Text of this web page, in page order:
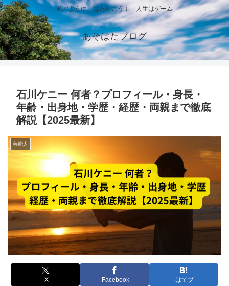
遊ぶように、はたらこう！ 人生はゲーム
あそはたブログ
石川ケニー 何者？プロフィール・身長・
年齢・出身地・学歴・経歴・両親まで徹底
解説【2025最新】
芸能人
X Facebook はてブ